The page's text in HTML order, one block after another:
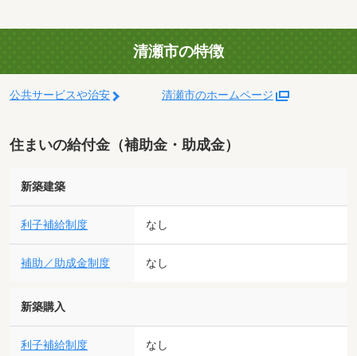
清瀬市の特徴
公共サービスや治安 清瀬市のホームページ
住まいの給付金（補助金・助成金）
新築建築
利子補給制度 なし
補助／助成金制度 なし
新築購入
利子補給制度 なし